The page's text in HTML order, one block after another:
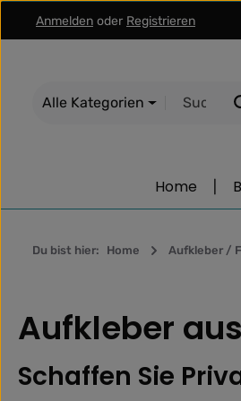
Hauptinhalt springen
Zur Suche springen
Zur Hauptnavigation springen
Anmelden oder Registrieren
Alle Kategorien
Home
Du bist hier: Home Aufkleber /
Aufkleber
Schaffen Sie